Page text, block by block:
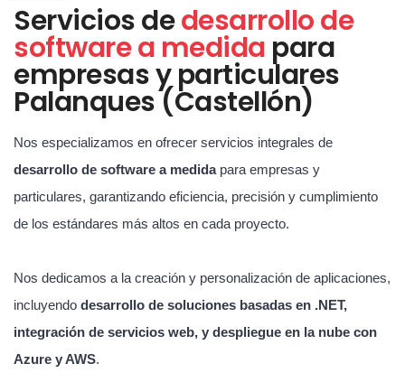
Servicios dedesarrollo de
software a medida para
empresas y particulares
Palanques (Castellón)
Nos especializamos en ofrecer servicios integrales de
desarrollo de software a medidapara empresas y
particulares, garantizando eficiencia, precisión y cumplimiento
de los estándares más altos en cada proyecto.
Nos dedicamos a la creación y personalización de aplicaciones,
incluyendo desarrollo de soluciones basadas en .NET,
integración de servicios web, y despliegue en la nube con
Azure y AWS.